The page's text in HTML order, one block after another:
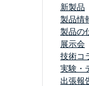
新製品
製品情
製品の
展示会
技術コ
実験・
出張報